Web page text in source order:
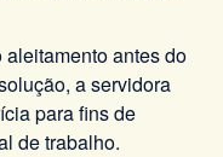
aleitamento antes do
a servidora
para fins de
de trabalho.